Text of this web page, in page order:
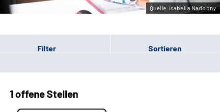
Quelle:Isabella Nadobny
Filter Sortieren
1 offene Stellen